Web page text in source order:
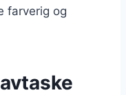
farverig og